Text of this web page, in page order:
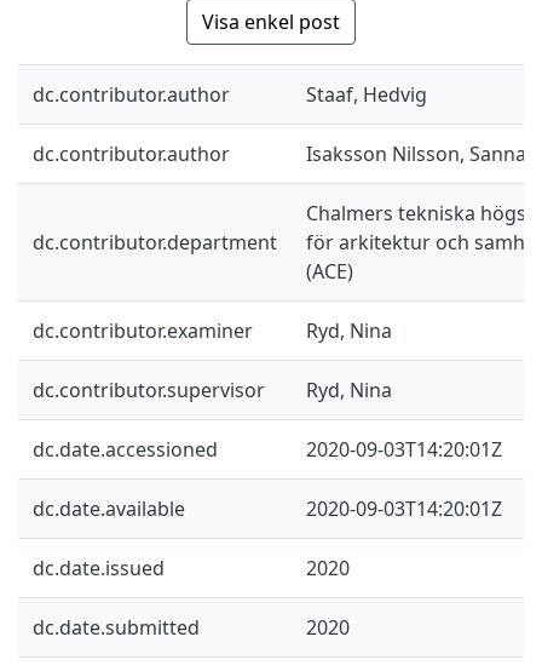
Visa enkel post
dc.contributor.author Staaf, Hedvig
dc.contributor.author Isaksson Nilsson, Sanna
dc.contributor.department
Chalmers tekniska
för arkitektur och
(ACE)
dc.contributor.examiner Ryd, Nina
dc.contributor.supervisor Ryd, Nina
dc.date.accessioned 2020-09-03T14:20:01Z
dc.date.available 2020-09-03T14:20:01Z
dc.date.issued 2020
dc.date.submitted 2020